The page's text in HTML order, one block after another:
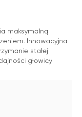
maksymalną
Innowacyjna
stałej
głowicy